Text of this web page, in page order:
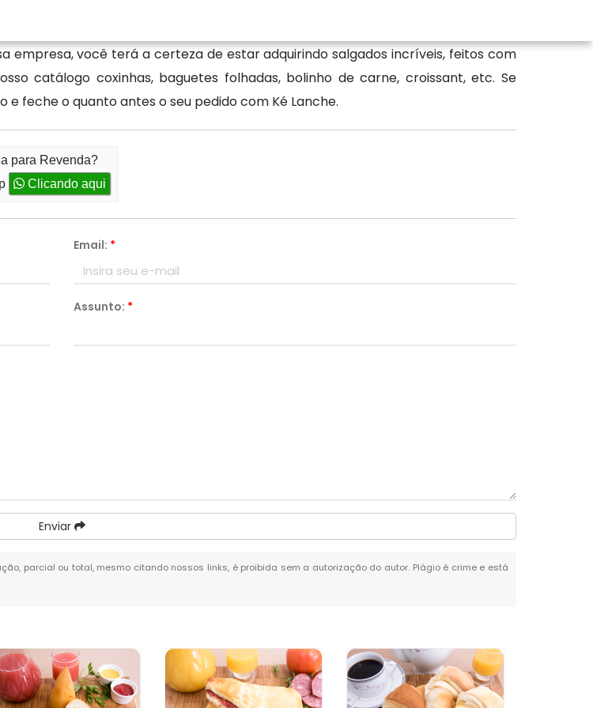
empresa, você terá a certeza de estar adquirindo salgados incríveis, feitos com
catálogo coxinhas, baguetes folhadas, bolinho de carne, croissant, etc. Se
feche o quanto antes o seu pedido com Ké Lanche.
para Revenda?
Clicando aqui
Email: *
Assunto: *
Enviar
parcial ou total, mesmo citando nossos links, é proibida sem a autorização do autor. Plágio é crime e está